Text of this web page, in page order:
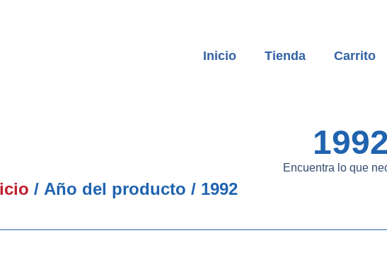
Inicio Tienda Carrito
1992
Encuentra lo que
/ Año del producto / 1992